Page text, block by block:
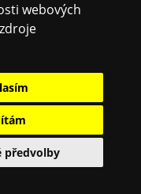
webových
předvolby